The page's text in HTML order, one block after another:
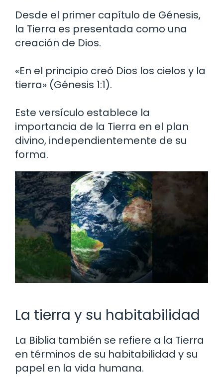
Desde el primer capítulo de Génesis,
la Tierra es presentada como una
creación de Dios.
«En el principio creó Dios los cielos y la
tierra» (Génesis 1:1).
Este versículo establece la
importancia de la Tierra en el plan
divino, independientemente de su
forma.
La tierra y su habitabilidad
La Biblia también se refiere a la Tierra
en términos de su habitabilidad y su
papel en la vida humana.